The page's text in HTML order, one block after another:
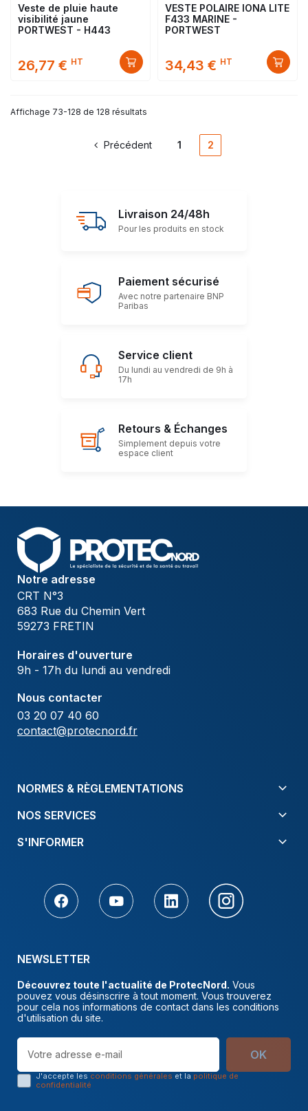
Veste de pluie haute
visibilité jaune
PORTWEST - H443
26,77 € HT
VESTE POLAIRE IONA LITE
F433 MARINE -
PORTWEST
34,43 € HT
Affichage 73-128 de 128 résultats
Précédent 1 2
Livraison 24/48h
Pour les produits en stock
Paiement sécurisé
Avec notre partenaire BNP
Paribas
Service client
Du lundi au vendredi de 9h à
17h
Retours & Échanges
Simplement depuis votre
espace client
Notre adresse
CRT N°3
683 Rue du Chemin Vert
59273 FRETIN
Horaires d'ouverture
9h - 17h du lundi au vendredi
Nous contacter
03 20 07 40 60
contact@protecnord.fr
NORMES & RÈGLEMENTATIONS
NOS SERVICES
S'INFORMER
NEWSLETTER
Découvrez toute l'actualité de ProtecNord. Vous
pouvez vous désinscrire à tout moment. Vous trouverez
pour cela nos informations de contact dans les conditions
d'utilisation du site.
OK
J'accepte les conditions générales et la politique de
confidentialité